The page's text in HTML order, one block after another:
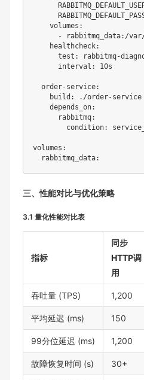
volumes :
- rabbitmq_data: /
healthcheck:
test : rabbitmq-
interval : 10s
order-service:
build : ./order-service
depends_on:
rabbitmq:
condition:
volumes :
rabbitmq_data:
三、性能对比与优化策略
3.1 量化性能对比表
指标
同步
HTTP调
用
吞吐量 (TPS) 1,200
平均延迟 (ms) 150
99分位延迟 (ms) 1,200
故障恢复时间 (s) 30+